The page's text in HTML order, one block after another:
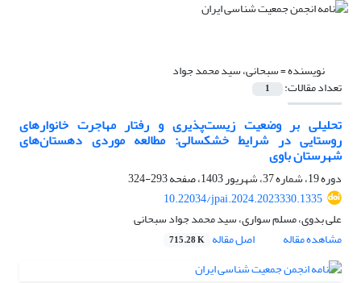
نویسنده =سبحانی، سید محمد جواد
تعداد مقالات: 1
تحلیلی بر وضعیت زیست‌پذیری و رفتار مهاجرت خانوارهای
روستایی در شرایط خشکسالی: مطالعه موردی دهستان‌های
شهرستان باوی
دوره 19، شماره 37، شهریور 1403، صفحه
293-324
10.22034/jpai.2024.2023330.1335
علی بدوی، مسلم سواری، سید محمد جواد سبحانی
مشاهده مقاله
اصل مقاله 715.28 K